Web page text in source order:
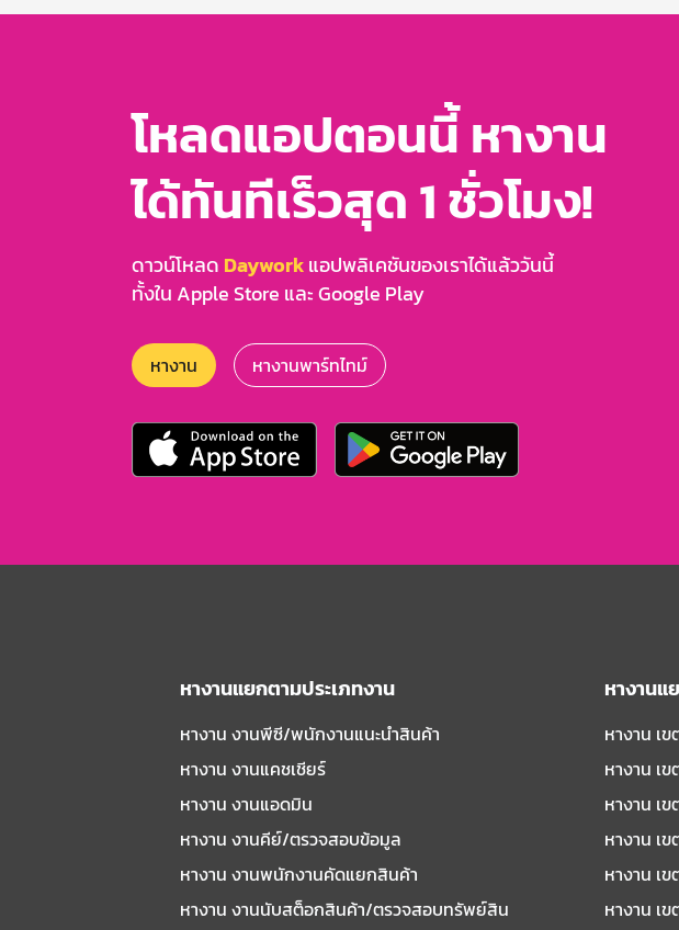
โหลดแอปตอนนี้ หางาน
ได้ทันทีเร็วสุด 1 ชั่วโมง!
ดาวน์โหลด Dayworkแอปพลิเคชันของเราได้แล้ววันนี้
ทั้งใน Apple Store และ Google Play
หางาน หางานพาร์ทไทม์
หางานแยกตามประเภทงาน
หางาน งานพีซี/พนักงานแนะนําสินค้า
หางาน งานแคชเชียร์
หางาน งานแอดมิน
หางาน งานคีย์/ตรวจสอบข้อมูล
หางาน งานพนักงานคัดแยกสินค้า
หางาน งานนับสต็อกสินค้า/ตรวจสอบทรัพย์สิน
หางานแ
หางาน เ
หางาน เ
หางาน เ
หางาน เ
หางาน เ
หางาน เข